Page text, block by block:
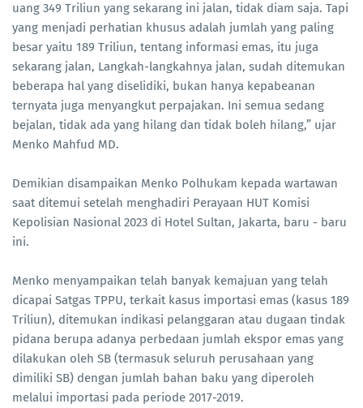
uang 349 Triliun yang sekarang ini jalan, tidak diam saja. Tapi
yang menjadi perhatian khusus adalah jumlah yang paling
besar yaitu 189 Triliun, tentang informasi emas, itu juga
sekarang jalan, Langkah-langkahnya jalan, sudah ditemukan
beberapa hal yang diselidiki, bukan hanya kepabeanan
ternyata juga menyangkut perpajakan. Ini semua sedang
bejalan, tidak ada yang hilang dan tidak boleh hilang,” ujar
Menko Mahfud MD.
Demikian disampaikan Menko Polhukam kepada wartawan
saat ditemui setelah menghadiri Perayaan HUT Komisi
Kepolisian Nasional 2023 di Hotel Sultan, Jakarta, baru - baru
ini.
Menko menyampaikan telah banyak kemajuan yang telah
dicapai Satgas TPPU, terkait kasus importasi emas (kasus 189
Triliun), ditemukan indikasi pelanggaran atau dugaan tindak
pidana berupa adanya perbedaan jumlah ekspor emas yang
dilakukan oleh SB (termasuk seluruh perusahaan yang
dimiliki SB) dengan jumlah bahan baku yang diperoleh
melalui importasi pada periode 2017-2019.